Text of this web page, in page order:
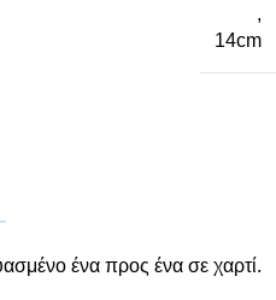
,
14cm
ένα προς ένα σε χαρτί.